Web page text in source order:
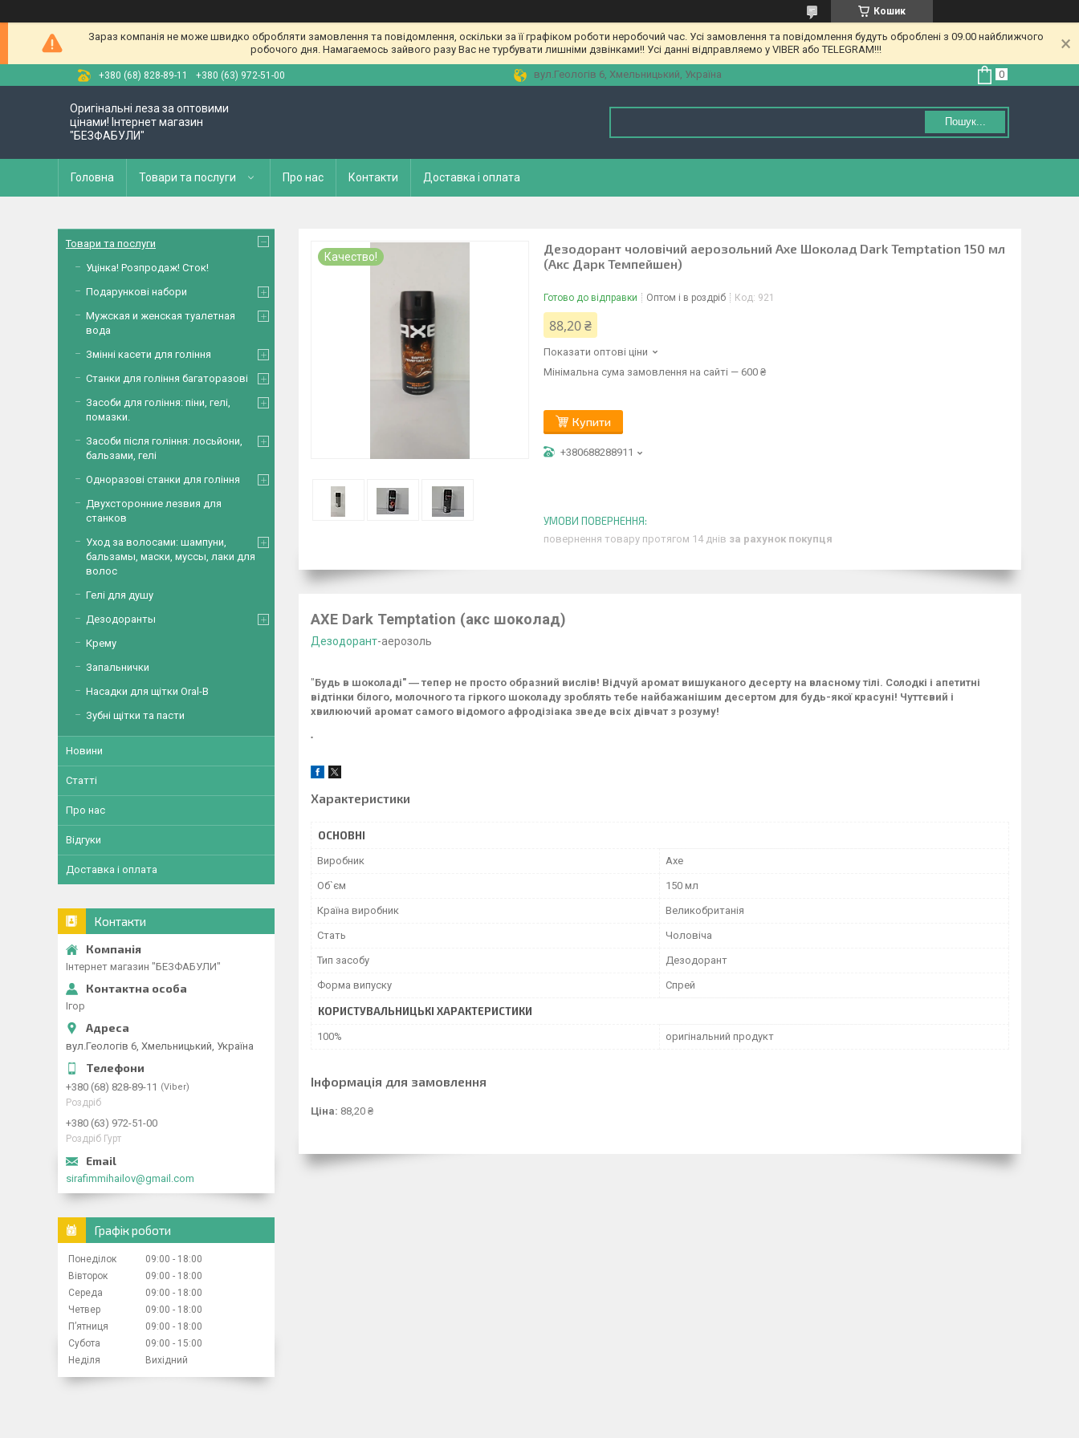
Кошик
Зараз компанія не може швидко обробляти замовлення та повідомлення, оскільки за її графіком роботи неробочий час. Усі замовлення та повідомлення будуть оброблені з 09.00 найближчого
робочого дня. Намагаемось зайвого разу Вас не турбувати лишніми дзвінками!! Усі данні відправляемо у VIBER або TELEGRAM!!!
+380 (68) 828-89-11 +380 (63) 972-51-00 вул.Геологів 6, Хмельницький, Україна
Оригінальні леза за оптовими
цінами! Інтернет магазин
"БЕЗФАБУЛИ"
Пошук...
Головна Товари та послуги Про нас Контакти Доставка і оплата
Качество!
Дезодорант чоловічий аерозольний Axe Шоколад Dark Temptation 150 мл
(Акс Дарк Темпейшен)
Готово до відправки Оптом і в роздріб Код: 921
88,20 ₴
Показати оптові ціни
Мінімальна сума замовлення на сайті — 600 ₴
Купити
+380688288911
повернення товару протягом 14 днів за рахунок покупця
АХЕ Dark Temptation (акс шоколад)
Дезодорант-аерозоль
"Будь в шоколаді" ― тепер не просто образний вислів! Відчуй аромат вишуканого десерту на власному тілі. Солодкі і апетитні
відтінки білого, молочного та гіркого шоколаду зроблять тебе найбажанішим десертом для будь-якої красуні! Чуттєвий і
хвилюючий аромат самого відомого афродізіака зведе всіх дівчат з розуму!
.
Характеристики
ОСНОВНІ
Виробник Axe
Об`єм 150 мл
Країна виробник Великобританія
Стать Чоловіча
Тип засобу Дезодорант
Форма випуску Спрей
КОРИСТУВАЛЬНИЦЬКІ ХАРАКТЕРИСТИКИ
100% оригінальний продукт
Інформація для замовлення
Ціна: 88,20 ₴
Товари та послуги
Уцінка! Розпродаж! Сток!
Подарункові набори
Мужская и женская туалетная
вода
Змінні касети для гоління
Станки для гоління багаторазові
Засоби для гоління: піни, гелі,
помазки.
Засоби після гоління: лосьйони,
бальзами, гелі
Одноразові станки для гоління
Двухсторонние лезвия для
станков
Уход за волосами: шампуни,
бальзамы, маски, муссы, лаки для
волос
Гелі для душу
Дезодоранты
Крему
Запальнички
Насадки для щітки Oral-B
Зубні щітки та пасти
Новини
Статті
Про нас
Відгуки
Доставка і оплата
Контакти
Інтернет магазин "БЕЗФАБУЛИ"
Ігор
вул.Геологів 6, Хмельницький, Україна
+380 (68) 828-89-11 Viber
Роздріб
+380 (63) 972-51-00
Роздріб Гурт
sirafimmihailov@gmail.com
Графік роботи
Понеділок 09:00
18:00
Вівторок
09:00
18:00
Середа
09:00
18:00
Четвер
09:00
18:00
Пʼятниця
09:00
18:00
Субота
09:00
15:00
Неділя
Вихідний